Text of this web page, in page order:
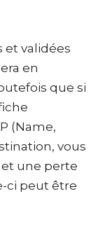
et validées
en
que si
(Name,
vous
et une perte
ci peut être